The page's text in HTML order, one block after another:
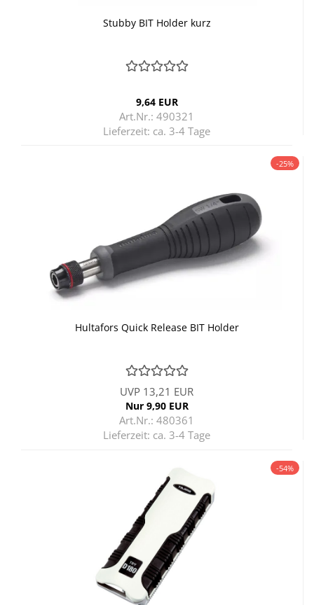
Stubby BIT Hol­der kurz
9,64 EUR
Art.Nr.: 490321
Lieferzeit: ca. 3-4 Tage
-25%
Hul­ta­fors Quick Re­lease BIT Hol­der
UVP 13,21 EUR
Nur 9,90 EUR
Art.Nr.: 480361
Lieferzeit: ca. 3-4 Tage
-54%